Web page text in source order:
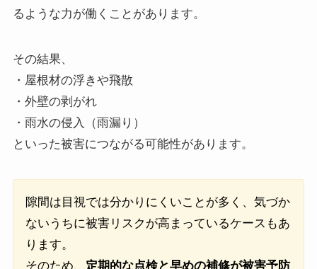
るような力が働くことがあります。
その結果、
・屋根材の浮きや飛散
・外壁の剥がれ
・雨水の侵入（雨漏り）
といった被害につながる可能性があります。
隙間は目視では分かりにくいことが多く、気づか
ないうちに被害リスクが高まっているケースもあ
ります。
そのため、 定期的な点検と早めの補修が被害予防